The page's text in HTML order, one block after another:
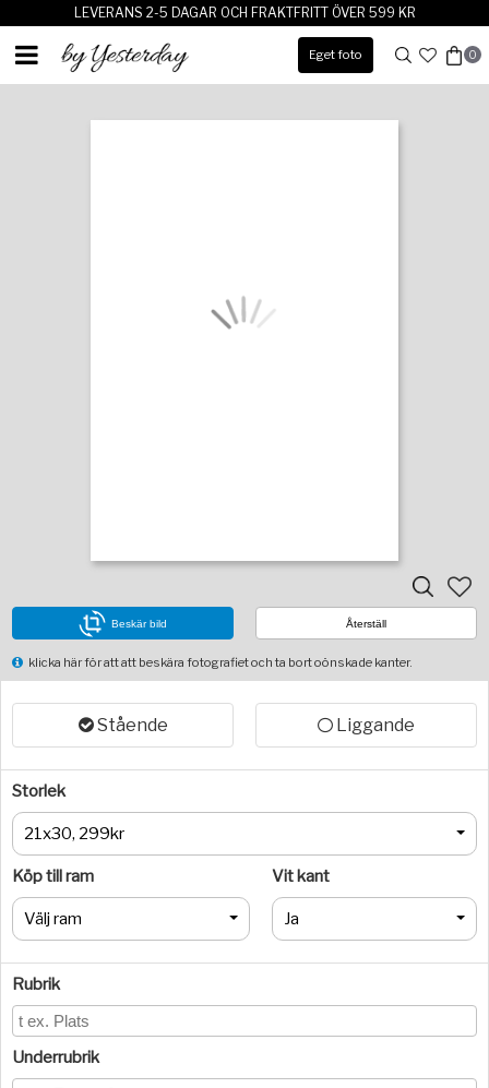
LEVERANS 2-5 DAGAR OCH FRAKTFRITT ÖVER 599 KR
Eget foto 0
Beskär bild Återställ
klicka här för att att beskära fotografiet och ta bort oönskade kanter.
Stående Liggande
Storlek
21x30, 299kr
Köp till ram
Välj ram
Vit kant
Ja
Rubrik
Underrubrik